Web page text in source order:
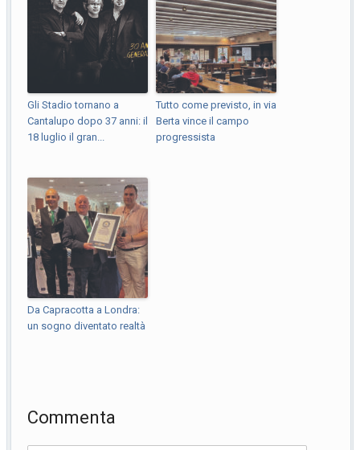
Gli Stadio tornano a
Cantalupo dopo 37 anni: il
18 luglio il gran...
Tutto come previsto, in via
Berta vince il campo
progressista
Da Capracotta a Londra:
un sogno diventato realtà
Commenta